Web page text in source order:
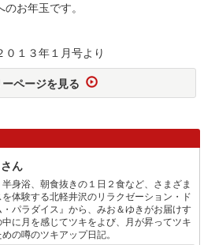
お年玉です。
０１３年１月号より
ページを見る
ん
身浴、朝食抜きの１日２食など、さまざま
体験する北軽井沢のリラクゼーション・ド
パラダイス』から、みお＆ゆきがお届けす
に月を感じてツキをよび、月が昇ってツキ
の噂のツキアップ日記。